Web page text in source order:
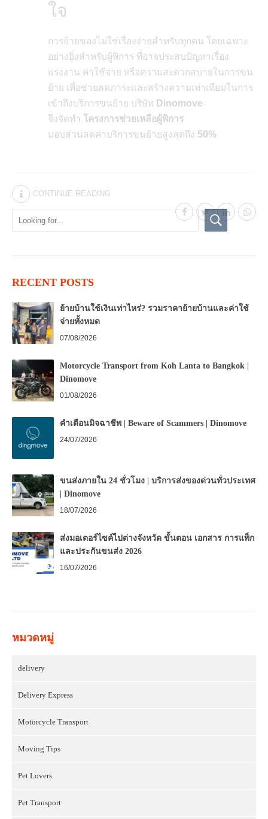
ใจ
การย้ายของไม่ใช่เรื่องง่ายสำหรับทุกคน โดยเฉพาะ
อย่างยิ่งสำหรับผู้พิการ ที่อาจประสบปัญหาเรื่อง
แรงงาน ค่าใช้จ่าย หรือความสะดวกสบายในการขน
ย้าย เพื่อช่วยลดภาระและสร้างความเท่าเทียมในการ
เข้าถึงบริการขนย้าย บริษัท Dinomove
จึงจัดทำ โครงการช่วยเหลือผู้พิการ
มอบส่วนลดค่าบริการขนย้ายสูงสุดถึง 50%
CONTINUE READING
RECENT POSTS
ย้ายบ้านใช้เงินเท่าไหร่? รวมราคาย้ายบ้านและค่าใช้
จ่ายทั้งหมด
07/08/2026
Motorcycle Transport from Koh Lanta to Bangkok |
Dinomove
01/08/2026
คำเตือนมิจฉาชีพ | Beware of Scammers | Dinomove
24/07/2026
ขนส่งภายใน 24 ชั่วโมง | บริการส่งของด่วนทั่วประเทศ
| Dinomove
18/07/2026
ส่งมอเตอร์ไซค์ไปต่างจังหวัด ขั้นตอน เอกสาร การแพ็ก
และประกันขนส่ง 2026
16/07/2026
หมวดหมู่
delivery
Delivery Express
Motorcycle Transport
Moving Tips
Pet Lovers
Pet Transport